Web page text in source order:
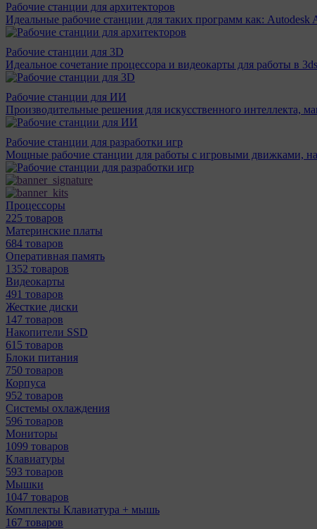
Рабочие станции для архитекторов
Идеальные рабочие станции для таких программ как:
Рабочие станции для 3D
Идеальное сочетание процессора и видеокарты для работы в
Рабочие станции для ИИ
Производительные решения для искусственного интеллекта,
Рабочие станции для разработки игр
Мощные рабочие станции для работы с игровыми движками,
Процессоры
225 товаров
Материнcкие платы
684 товаров
Оперативная память
1352 товаров
Видеокарты
491 товаров
Жесткие диски
147 товаров
Накопители SSD
615 товаров
Блоки питания
750 товаров
Корпуса
952 товаров
Системы охлаждения
596 товаров
Мониторы
1099 товаров
Клавиатуры
593 товаров
Мышки
1047 товаров
Комплекты Клавиатура + мышь
167 товаров